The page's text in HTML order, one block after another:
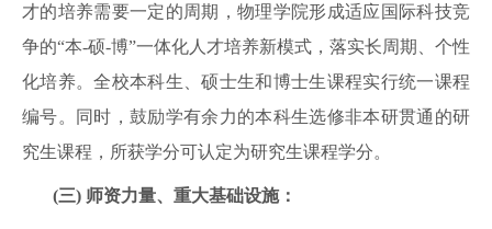
才的培养需要一定的周期 ，物理学院形成适应国际科技竞
争的“本-硕-博”一体化人才培养新模式 ， 落实长周期
个性
化培养。全校本科生、硕士生和博士生课程实行统一课程
编号。同时，鼓励学有余力的本科生选修非本研贯通的研
究生课程，所获学分可认定为研究生课程学分。
(三) 师资力量、重大基础设施：